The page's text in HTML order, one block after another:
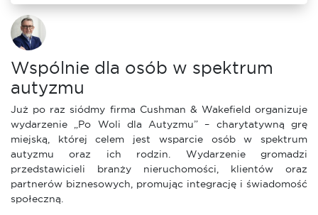
Wspólnie dla osób w spektrum
autyzmu
Już po raz siódmy firma Cushman & Wakefield organizuje
wydarzenie „Po Woli dla Autyzmu” – charytatywną grę
miejską, której celem jest wsparcie osób w spektrum
autyzmu oraz ich rodzin. Wydarzenie gromadzi
przedstawicieli branży nieruchomości, klientów oraz
partnerów biznesowych, promując integrację i świadomość
społeczną.